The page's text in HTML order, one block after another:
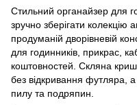
Стильний органайзер для
зручно зберігати колекцію
продуманій дворівневій
для годинників, прикрас,
коштовностей. Скляна
без відкривання футляра,
пилу та подряпин.